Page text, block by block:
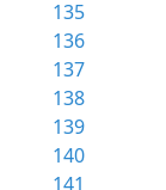
135
136
137
138
139
140
141